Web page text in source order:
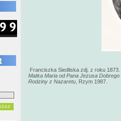
Franciszka Siedliska zdj. z roku
Matka Maria od Pana Jezusa
Rodziny z Nazaretu , Rzym 1987.